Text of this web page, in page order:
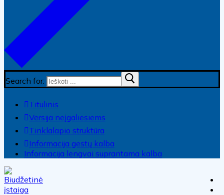
Search for:
Titulinis
Versija neįgaliesiems
Tinklalapio struktūra
Informacija gestų kalba
Informacija lengvai suprantama kalba